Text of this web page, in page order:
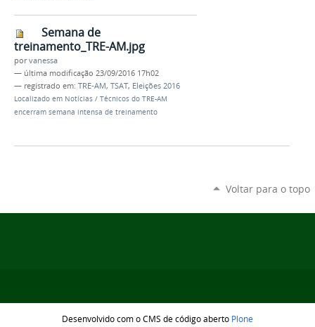
Semana de
treinamento_TRE-AM.jpg
porvanessa
— última modificação 23/09/2016 17h02
— registrado em: TRE-AM, TSAT, Eleições 2016
Localizado em Notícias / Técnicos do TRE-AM
encerram semana intensa de treinamento
Voltar para o topo
Desenvolvido com o CMS de código aberto Plone